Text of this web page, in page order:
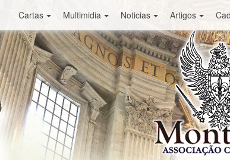
Cartas Multimidia Noticias Artigos